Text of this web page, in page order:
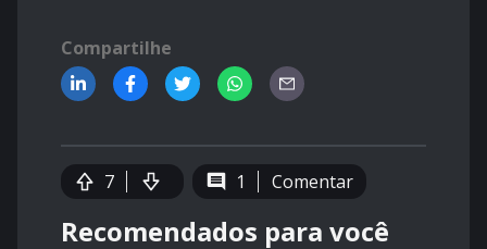
Compartilhe
7 1 Comentar
Recomendados para você